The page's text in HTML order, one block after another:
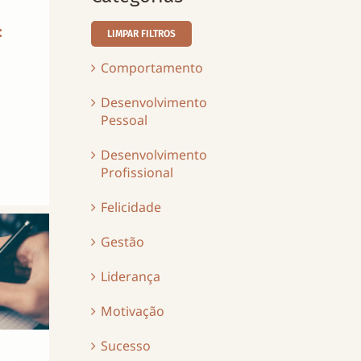
LIMPAR FILTROS
Comportamento
Desenvolvimento
Pessoal
Desenvolvimento
Profissional
Felicidade
Gestão
Liderança
Motivação
Sucesso